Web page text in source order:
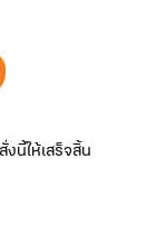
นี้ให้เสร็จสิ้น